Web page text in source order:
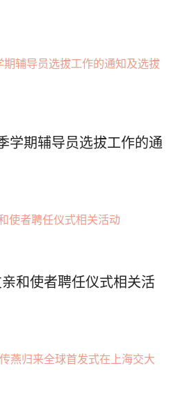
学期辅导员选拔工作的通
和使者聘任仪式相关活